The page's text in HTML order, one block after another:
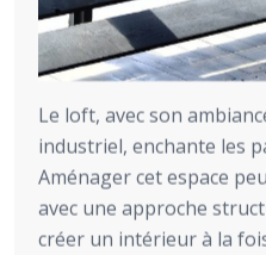
Le loft, avec son
industriel, enchante les
Aménager cet espace
avec une approche
créer un intérieur à la